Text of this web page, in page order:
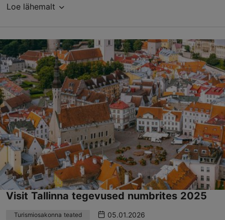
Loe lähemalt
Visit Tallinna tegevused numbrites 2025
Turismiosakonna teated 05.01.2026